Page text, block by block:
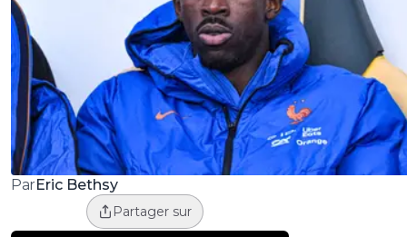
ParEric Bethsy
Partager sur